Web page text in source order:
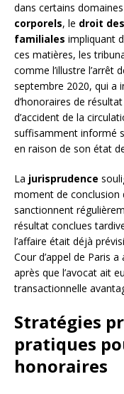
dans certains
corporels, le droit
familiales impliquant
ces matières, les
comme l’illustre l’arrêt
septembre 2020, qui a
d’honoraires de
d’accident de la
suffisamment informé
en raison de son état
La jurisprudence
moment de conclusion
sanctionnent
résultat conclues
l’affaire était déjà
Cour d’appel de Paris
après que l’avocat ait
transactionnelle
Stratégies
pratiques
honoraires